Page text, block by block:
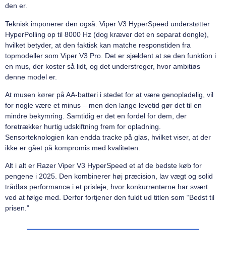
den er.
Teknisk imponerer den også. Viper V3 HyperSpeed understøtter
HyperPolling op til 8000 Hz (dog kræver det en separat dongle),
hvilket betyder, at den faktisk kan matche responstiden fra
topmodeller som Viper V3 Pro. Det er sjældent at se den funktion i
en mus, der koster så lidt, og det understreger, hvor ambitiøs
denne model er.
At musen kører på AA-batteri i stedet for at være genopladelig, vil
for nogle være et minus – men den lange levetid gør det til en
mindre bekymring. Samtidig er det en fordel for dem, der
foretrækker hurtig udskiftning frem for opladning.
Sensorteknologien kan endda tracke på glas, hvilket viser, at der
ikke er gået på kompromis med kvaliteten.
Alt i alt er Razer Viper V3 HyperSpeed et af de bedste køb for
pengene i 2025. Den kombinerer høj præcision, lav vægt og solid
trådløs performance i et prisleje, hvor konkurrenterne har svært
ved at følge med. Derfor fortjener den fuldt ud titlen som “Bedst til
prisen.”